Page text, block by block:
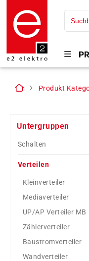
Produkt
Untergruppen
Schalten
Verteilen
Kleinverteiler
Mediaverteiler
UP/AP Verteiler MB
Zählerverteiler
Baustromverteiler
Wandverteiler